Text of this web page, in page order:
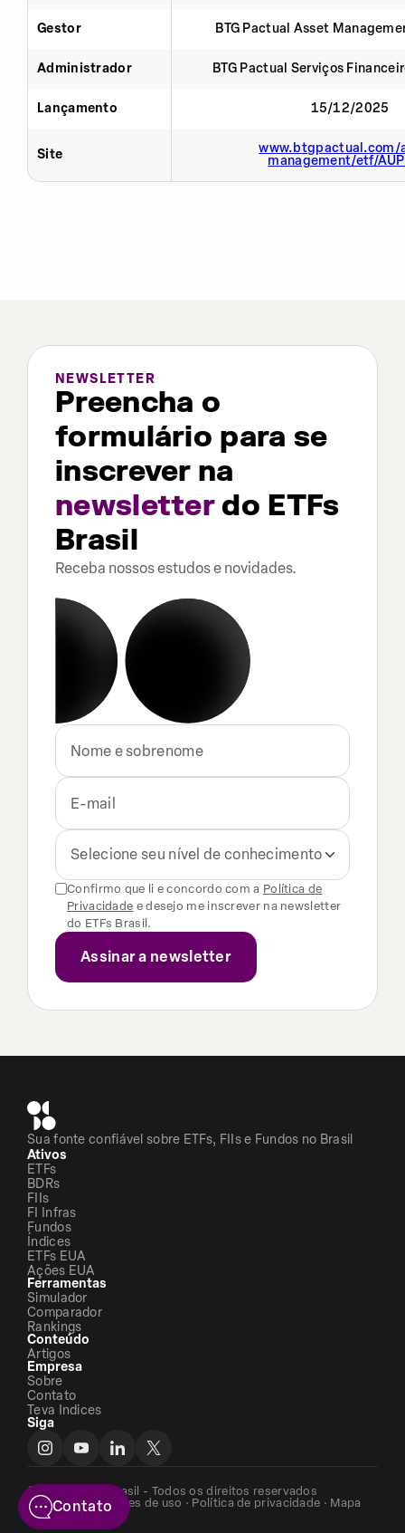
Gestor BTG Pactual Asset
Administrador BTG Pactual Serviços
Lançamento 15/12/2025
Site
www.btgpactual.com/
management/etf/
NEWSLETTER
Preencha o
formulário para se
inscrever na
newsletterdo ETFs
Brasil
Receba nossos estudos e novidades.
Selecione seu nível de conhecimento
Confirmo que li e concordo com a Política de
Privacidade e desejo me inscrever na newsletter
do ETFs Brasil.
Sua fonte confiável sobre ETFs, FIIs e Fundos no Brasil
Ativos
ETFs
BDRs
FIIs
FI Infras
Fundos
Índices
ETFs EUA
Ações EUA
Ferramentas
Simulador
Comparador
Rankings
Conteúdo
Artigos
Empresa
Sobre
Contato
Teva Indices
Siga
©2026 - ETFs Brasil - Todos os direitos reservados
Termos e condições de uso · Política de privacidade · Mapa
do siteContato